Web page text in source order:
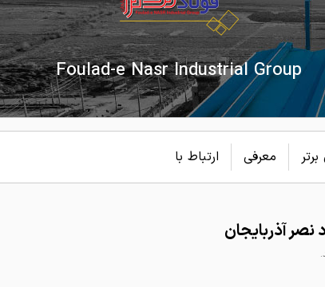
Foulad-e Nasr Industrial Group
معرفی ارتباط با
آذربایجان